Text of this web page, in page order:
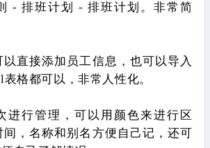
- 排班计划 - 排班计划。非常简
以直接添加员工信息，也可以导入
格都可以，非常人性化。
进行管理，可以用颜色来进行区
，名称和别名方便自己记，还可